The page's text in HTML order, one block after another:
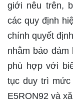
giới nêu trên,
các quy định
chính quyết
nhằm bảo
phù hợp với
tục duy trì mức
E5RON92 và